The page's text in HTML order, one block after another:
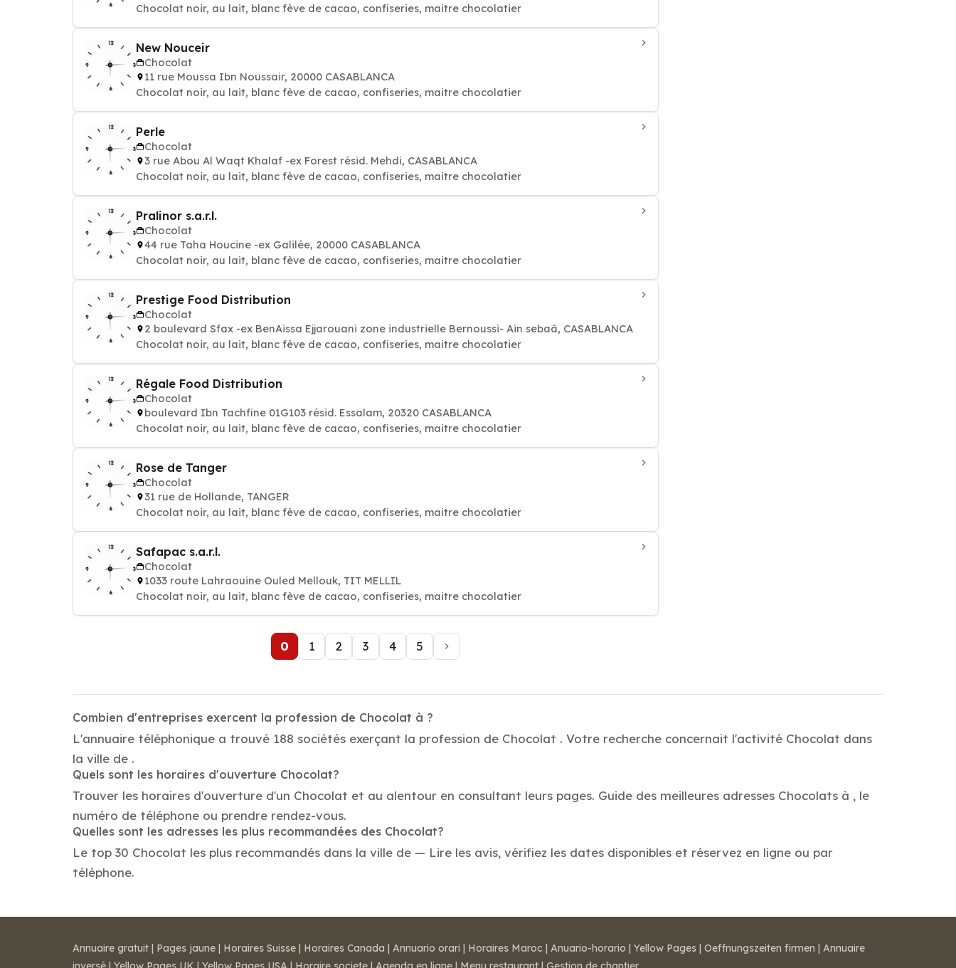
Chocolat noir, au lait, blanc fève de cacao, confiseries, maitre chocolatier
New Nouceir
Chocolat
11 rue Moussa Ibn Noussair, 20000 CASABLANCA
Chocolat noir, au lait, blanc fève de cacao, confiseries, maitre chocolatier
Perle
Chocolat
3 rue Abou Al Waqt Khalaf -ex Forest résid. Mehdi, CASABLANCA
Chocolat noir, au lait, blanc fève de cacao, confiseries, maitre chocolatier
Pralinor s.a.r.l.
Chocolat
44 rue Taha Houcine -ex Galilée, 20000 CASABLANCA
Chocolat noir, au lait, blanc fève de cacao, confiseries, maitre chocolatier
Prestige Food Distribution
Chocolat
2 boulevard Sfax -ex BenAissa Ejjarouani zone industrielle Bernoussi- Ain sebaâ, CASABLANCA
Chocolat noir, au lait, blanc fève de cacao, confiseries, maitre chocolatier
Régale Food Distribution
Chocolat
boulevard Ibn Tachfine 01G103 résid. Essalam, 20320 CASABLANCA
Chocolat noir, au lait, blanc fève de cacao, confiseries, maitre chocolatier
Rose de Tanger
Chocolat
31 rue de Hollande, TANGER
Chocolat noir, au lait, blanc fève de cacao, confiseries, maitre chocolatier
Safapac s.a.r.l.
Chocolat
1033 route Lahraouine Ouled Mellouk, TIT MELLIL
Chocolat noir, au lait, blanc fève de cacao, confiseries, maitre chocolatier
0 1 2 3 4 5
Combien d'entreprises exercent la profession de Chocolat à ?
L'annuaire téléphonique a trouvé 188 sociétés exerçant la profession de Chocolat . Votre recherche concernait l'activité Chocolat dans
la ville de .
Quels sont les horaires d'ouverture Chocolat?
Trouver les horaires d'ouverture d'un Chocolat et au alentour en consultant leurs pages. Guide des meilleures adresses Chocolats à , le
numéro de téléphone ou prendre rendez-vous.
Quelles sont les adresses les plus recommandées des Chocolat?
Le top 30 Chocolat les plus recommandés dans la ville de — Lire les avis, vérifiez les dates disponibles et réservez en ligne ou par
téléphone.
Annuaire gratuit | Pages jaune | Horaires Suisse | Horaires Canada | Annuario orari | Horaires Maroc | Anuario-horario | Yellow Pages | Oeffnungszeiten firmen | Annuaire